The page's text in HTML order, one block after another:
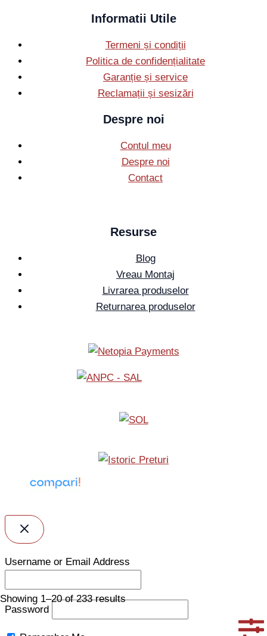
Showing 1–20 of 233 results
Sorted
by
popularity
Informatii Utile
Termeni și condiții
Politica de confidențialitate
Garanție și service
Reclamații și sesizări
Despre noi
Contul meu
Despre noi
Contact
Resurse
Blog
Vreau Montaj
Livrarea produselor
Returnarea produselor
Username or Email Address
Password